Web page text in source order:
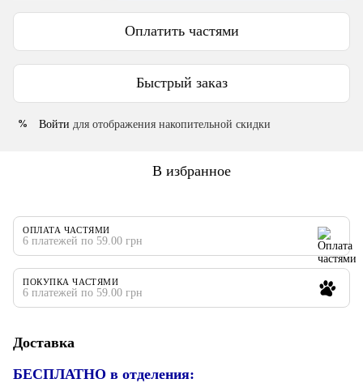
Оплатить частями
Быстрый заказ
% Войти для отображения накопительной скидки
В избранное
ОПЛАТА ЧАСТЯМИ
6 платежей по 59.00 грн
ПОКУПКА ЧАСТЯМИ
6 платежей по 59.00 грн
Доставка
БЕСПЛАТНО в отделения: